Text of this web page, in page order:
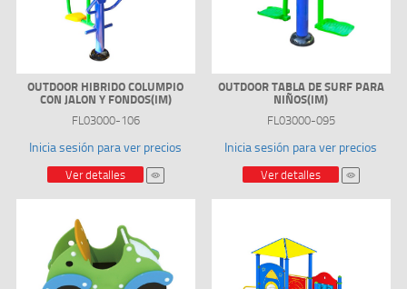
OUTDOOR HIBRIDO COLUMPIO
CON JALON Y FONDOS(IM)
FL03000-106
Inicia sesión para ver precios
Ver detalles
OUTDOOR TABLA DE SURF PARA
NIÑOS(IM)
FL03000-095
Inicia sesión para ver precios
Ver detalles